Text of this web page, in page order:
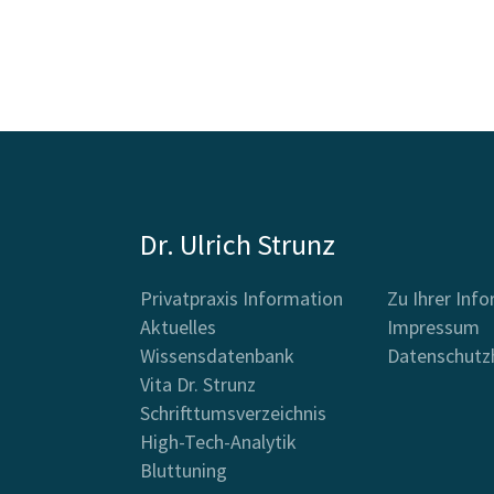
Dr. Ulrich Strunz
Privatpraxis Information
Aktuelles
Wissensdatenbank
Vita Dr. Strunz
Schrifttumsverzeichnis
High-Tech-Analytik
Bluttuning
Zu Ihrer
Impressum